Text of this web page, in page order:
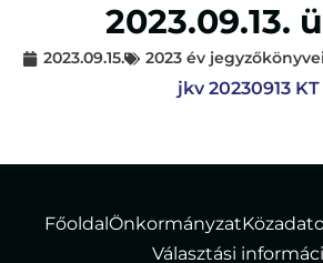
2023.09.13.
2023.09.15. 2023 év jegyzőkönyvei
jkv 20230913 KT
FőoldalÖnkormányzat
Választási